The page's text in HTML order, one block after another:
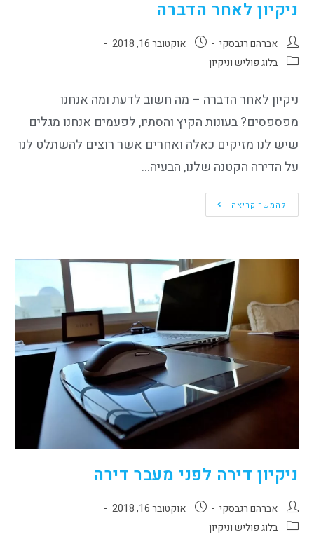
ניקיון לאחר הדברה
אברהם רגבסקי
אוקטובר 16, 2018
בלוג פוליש וניקיון
ניקיון לאחר הדברה – מה חשוב לדעת ומה אנחנו
מפספסים? בעונות הקיץ והסתיו, לפעמים אנחנו מגלים
שיש לנו מזיקים כאלה ואחרים אשר רוצים להשתלט לנו
על הדירה הקטנה שלנו, הבעיה…
להמשך קריאה
ניקיון דירה לפני מעבר דירה
אברהם רגבסקי
אוקטובר 16, 2018
בלוג פוליש וניקיון